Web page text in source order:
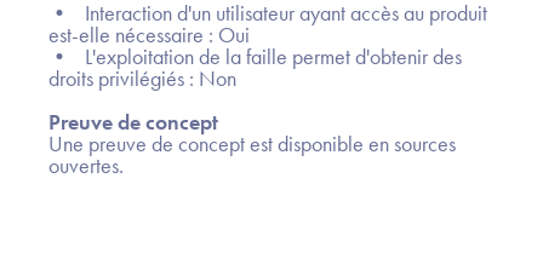
• Interaction d'un utilisateur ayant accès au produit
est-elle nécessaire : Oui
• L'exploitation de la faille permet d'obtenir des
droits privilégiés : Non
Preuve de concept
Une preuve de concept est disponible en sources
ouvertes.